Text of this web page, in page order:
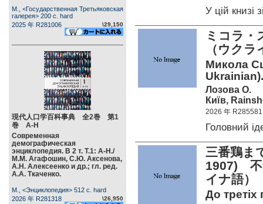
М., <Государственная Третьяковская
галерея> 200 c. hard
2025 年 R281006
\29,150
現代人口学百科事典 全2巻 第1
巻 А-Н
Современная
демографическая
энциклопедия. В 2 т. Т.1: А-Н./
М.М. Агафошин, С.Ю. Аксенова,
А.Н. Алексеенко и др.; гл. ред.
А.А. Ткаченко.
М., <Энциклопедия> 512 c. hard
2026 年 R281318
\26,950
У цій книзі
ミコラ
（ウク
Микола
Ukrainian).
Лозова О.
Київ,
2026 年 R285581
Головний
三番鶏ま
1907) 不
イナ語）
До третіх